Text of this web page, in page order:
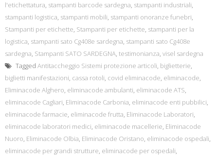
l'etichettatura, stampanti barcode sardegna, stampanti industriali,
stampanti logistica, stampanti mobili, stampanti onoranze funebri,
Stampanti per etichette, Stampanti per etichette, stampanti per la
logistica, stampanti sato Cg408e sardegna, stampanti sato Cg408e
sardegna, Stampanti SATO SARDEGNA, testimonianza, visel sardegna
Tagged Antitaccheggio Sistemi protezione articoli, biglietterie,
biglietti manifestazioni, cassa rotoli, covid eliminacode, eliminacode,
Eliminacode Alghero, eliminacode ambulanti, eliminacode ATS,
eliminacode Cagliari, Eliminacode Carbonia, eliminacode enti pubbilici,
eliminacode farmacie, eliminacode frutta, Eliminacode Laboratori,
eliminacode laboratori medici, eliminacode macellerie, Eliminacode
Nuoro, Eliminacode Olbia, Eliminacode Oristano, eliminacode ospedali,
eliminacode per grandi strutture, eliminacode per ospedali,